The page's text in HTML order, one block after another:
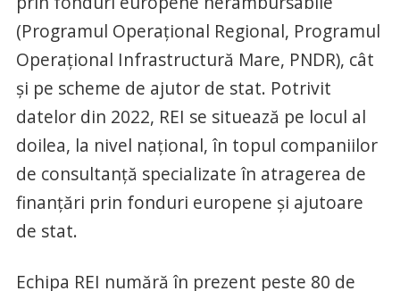
(Programul Operațional Regional, Programul
Operațional Infrastructură Mare, PNDR), cât
și pe scheme de ajutor de stat. Potrivit
datelor din 2022, REI se situează pe locul al
doilea, la nivel național, în topul companiilor
de consultanță specializate în atragerea de
finanțări prin fonduri europene și ajutoare
de stat.
Echipa REI numără în prezent peste 80 de